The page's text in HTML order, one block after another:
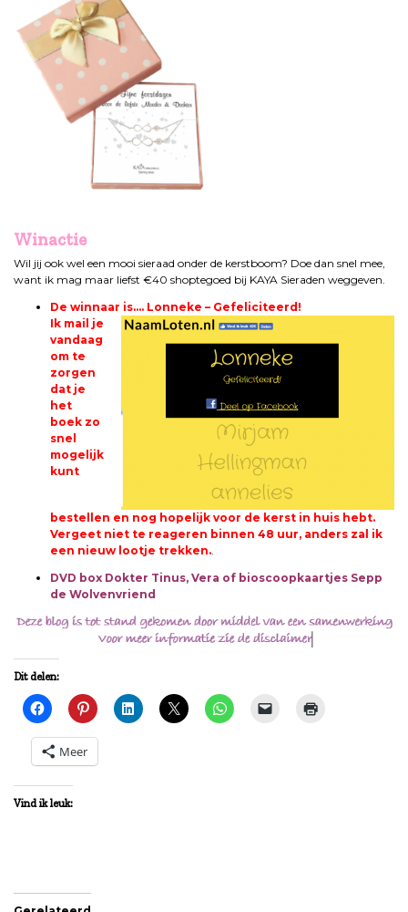
Winactie
Wil jij ook wel een mooi sieraad onder de kerstboom? Doe dan snel mee,
want ik mag maar liefst €40 shoptegoed bij KAYA Sieraden weggeven.
De winnaar is…. Lonneke – Gefeliciteerd!
Ik mail je
vandaag
om te
zorgen
dat je
het
boek zo
snel
mogelijk
kunt
bestellen en nog hopelijk voor de kerst in huis hebt.
Vergeet niet te reageren binnen 48 uur, anders zal ik
een nieuw lootje trekken.
DVD box Dokter Tinus, Vera of bioscoopkaartjes Sepp
de Wolvenvriend
Dit delen:
Meer
Vind ik leuk: